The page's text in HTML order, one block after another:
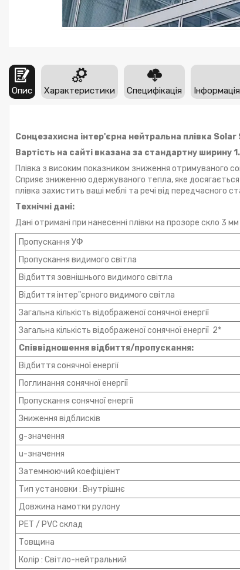
Опис Характеристики Специфікація
Сонцезахисна інтер'єрна нейтральна плівка
Вартість на сайті вказана за стандартну
Плівка з високим показником зниження отримуваного
Сприяє зниженню одержуваного тепла, яке
плівка захистить ваші меблі та речі від передчасного
Технічні дані:
Дані отримані при нанесенні плівки на прозоре скло 3
Пропускання УФ
Пропускання видимого світла
Відбиття зовнішнього видимого світла
Відбиття інтер"єрного видимого світла
Загальна кількість відображеної сонячної енергії
Загальна кількість відображеної сонячної енергії 2*
Співвідношення відбиття/пропускання:
Відбиття сонячної енергії
Поглинання сонячної енергії
Пропускання сонячної енергії
Зниження відблисків
g-значення
u-значення
Затемнюючий коефіціент
Тип установки : Внутрішнє
Довжина намотки рулону
PET / PVC склад
Товщина
Колір : Світло-нейтральний